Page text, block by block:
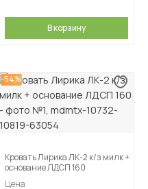
В корзину
-54%
Кровать Лирика ЛК-2 к/з милк +
основание ЛДСП 160
Цена